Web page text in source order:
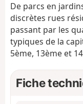
De parcs en
discrètes rues
passant par les
typiques de la
5ème, 13ème et
Fiche